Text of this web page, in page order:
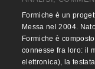
Formiche è un
Messa nel 2004.
Formiche è
connesse fra loro: il
elettronica), la